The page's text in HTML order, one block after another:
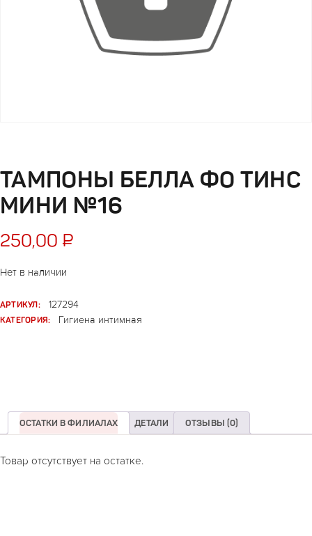
ТАМПОНЫ БЕЛЛА ФО ТИНС
МИНИ №16
250,00 ₽
Нет в наличии
АРТИКУЛ:
127294
КАТЕГОРИЯ:
Гигиена интимная
ОСТАТКИ В ФИЛИАЛАХ ДЕТАЛИ ОТЗЫВЫ (0)
Товар отсутствует на остатке.